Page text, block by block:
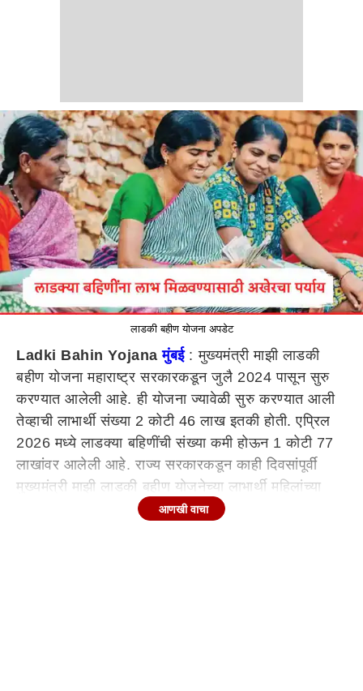
लाडकी बहीण योजना अपडेट
Ladki Bahin Yojanaमुंबई: मुख्यमंत्री माझी लाडकी
बहीण योजना महाराष्ट्र सरकारकडून जुलै 2024 पासून सुरु
करण्यात आलेली आहे. ही योजना ज्यावेळी सुरु करण्यात आली
तेव्हाची लाभार्थी संख्या 2 कोटी 46 लाख इतकी होती. एप्रिल
2026 मध्ये लाडक्या बहिणींची संख्या कमी होऊन 1 कोटी 77
लाखांवर आलेली आहे. राज्य सरकारकडून काही दिवसांपूर्वी
मुख्यमंत्री माझी लाडकी बहीण योजनेच्या लाभार्थी महिलांच्या
खात्यात 1500 रुपयांची रक्कम जमा करण्यात आली. ही योजना
आणखी वाचा